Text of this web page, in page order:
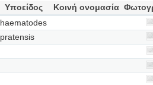
Υποείδος Κοινή ονομασία
haematodes
pratensis